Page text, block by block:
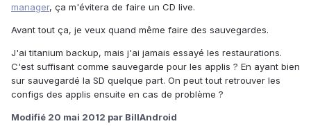
manager, ça m'évitera de faire un CD live.
Avant tout ça, je veux quand même faire des sauvegardes.
J'ai titanium backup, mais j'ai jamais essayé les restaurations.
C'est suffisant comme sauvegarde pour les applis ? En ayant bien
sur sauvegardé la SD quelque part. On peut tout retrouver les
configs des applis ensuite en cas de problème ?
Modifié 20 mai 2012 par BillAndroid